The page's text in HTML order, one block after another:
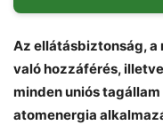
Az ellátásbiztonság,
való hozzáférés,
minden uniós
atomenergia